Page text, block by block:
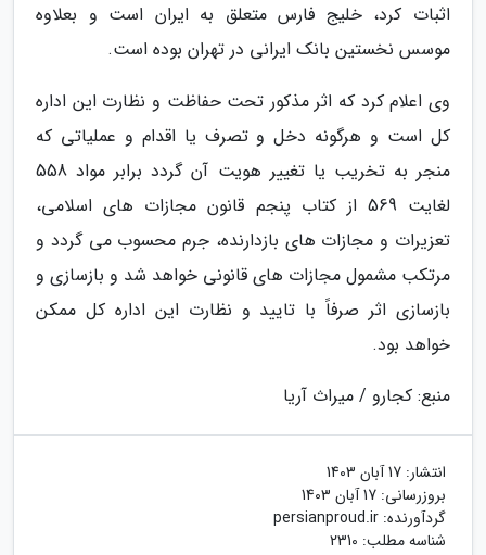
اثبات کرد، خلیج فارس متعلق به ایران است و بعلاوه
موسس نخستین بانک ایرانی در تهران بوده است.
وی اعلام کرد که اثر مذکور تحت حفاظت و نظارت این اداره
کل است و هرگونه دخل و تصرف یا اقدام و عملیاتی که
منجر به تخریب یا تغییر هویت آن گردد برابر مواد 558
لغایت 569 از کتاب پنجم قانون مجازات های اسلامی،
تعزیرات و مجازات های بازدارنده، جرم محسوب می گردد و
مرتکب مشمول مجازات های قانونی خواهد شد و بازسازی و
بازسازی اثر صرفاً با تایید و نظارت این اداره کل ممکن
خواهد بود.
منبع: کجارو / میراث آریا
انتشار: 17 آبان 1403
بروزرسانی: 17 آبان 1403
گردآورنده: persianproud.ir
شناسه مطلب: 2310